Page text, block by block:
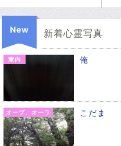
New 新着心霊写真
室内 俺
オーブ、オーラ こだま